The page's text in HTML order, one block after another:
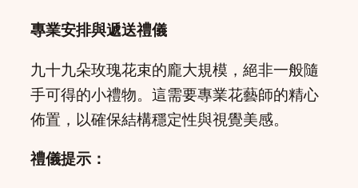
專業安排與遞送禮儀
九十九朵玫瑰花束的龐大規模，絕非一般隨
手可得的小禮物。這需要專業花藝師的精心
佈置，以確保結構穩定性與視覺美感。
禮儀提示：